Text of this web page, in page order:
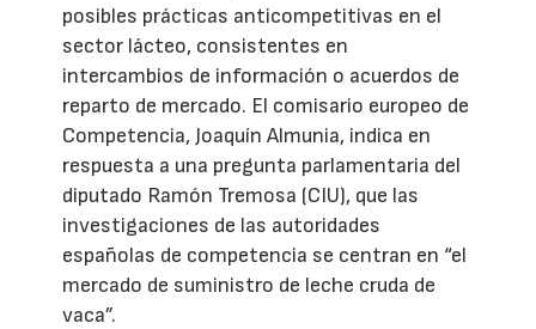
posibles prácticas anticompetitivas en el
sector lácteo, consistentes en
intercambios de información o acuerdos de
reparto de mercado. El comisario europeo de
Competencia, Joaquín Almunia, indica en
respuesta a una pregunta parlamentaria del
diputado Ramón Tremosa (CIU), que las
investigaciones de las autoridades
españolas de competencia se centran en “el
mercado de suministro de leche cruda de
vaca”.